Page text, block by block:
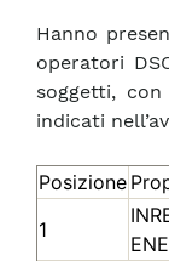
Hanno
operatori
soggetti,
indicati
Posizione
1